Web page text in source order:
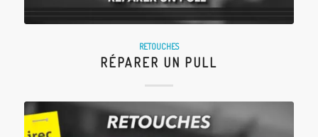
RETOUCHES
RÉPARER UN PULL